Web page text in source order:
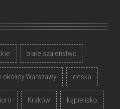
białe szaleństwo
okolicy Warszawy deska
Kraków kąpielisko